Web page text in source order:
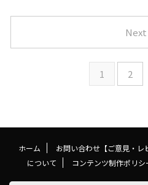
1 2
Next
ホーム お問い合わせ【ご意見・レ
について
コンテンツ制作ポリシ